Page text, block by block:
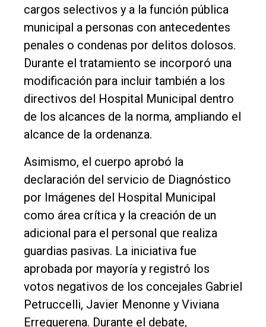
Fúnebres
Edición
Empresa
Nosotros
Contacto
cargos selectivos y a la función pública
municipal a personas con antecedentes
penales o condenas por delitos dolosos.
Durante el tratamiento se incorporó una
modificación para incluir también a los
directivos del Hospital Municipal dentro
de los alcances de la norma, ampliando el
alcance de la ordenanza.
Asimismo, el cuerpo aprobó la
declaración del servicio de Diagnóstico
por Imágenes del Hospital Municipal
como área crítica y la creación de un
adicional para el personal que realiza
guardias pasivas. La iniciativa fue
aprobada por mayoría y registró los
votos negativos de los concejales Gabriel
Petruccelli, Javier Menonne y Viviana
Erreguerena. Durante el debate,